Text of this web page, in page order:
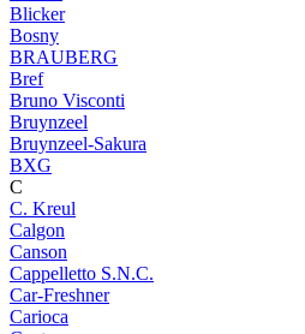
Blicker
Bosny
BRAUBERG
Bref
Bruno Visconti
Bruynzeel
Bruynzeel-Sakura
BXG
C
C. Kreul
Calgon
Canson
Cappelletto S.N.C.
Car-Freshner
Carioca